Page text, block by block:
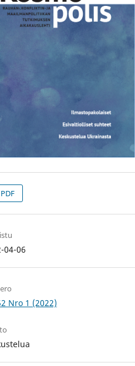
PDF
04-06
Nro 1 (2022)